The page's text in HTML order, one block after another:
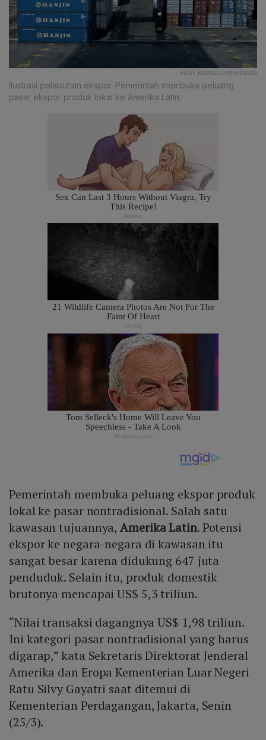
ARIEF KAMALUDIN|KATADATA
Ilustrasi pelabuhan ekspor. Pemerintah membuka peluang
pasar ekspor produk lokal ke Amerika Latin.
Pemerintah membuka peluang ekspor produk
lokal ke pasar nontradisional. Salah satu
kawasan tujuannya,Amerika Latin. Potensi
ekspor ke negara-negara di kawasan itu
sangat besar karena didukung 647 juta
penduduk. Selain itu, produk domestik
brutonya mencapai US$ 5,3 triliun.
“Nilai transaksi dagangnya US$ 1,98 triliun.
Ini kategori pasar nontradisional yang harus
digarap,” kata Sekretaris Direktorat Jenderal
Amerika dan Eropa Kementerian Luar Negeri
Ratu Silvy Gayatri saat ditemui di
Kementerian Perdagangan, Jakarta, Senin
(25/3).